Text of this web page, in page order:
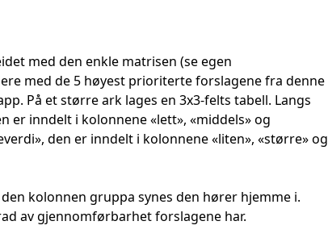
med den enkle matrisen (se egen
med de 5 høyest prioriterte forslagene fra denne
På et større ark lages en 3x3-felts tabell. Langs
er inndelt i kolonnene «lett», «middels» og
den er inndelt i kolonnene «liten», «større» og
kolonnen gruppa synes den hører hjemme i.
av gjennomførbarhet forslagene har.